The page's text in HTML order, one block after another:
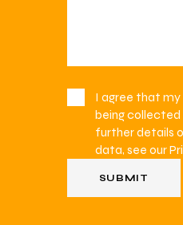
I agree that
being collected
further details
data, see our